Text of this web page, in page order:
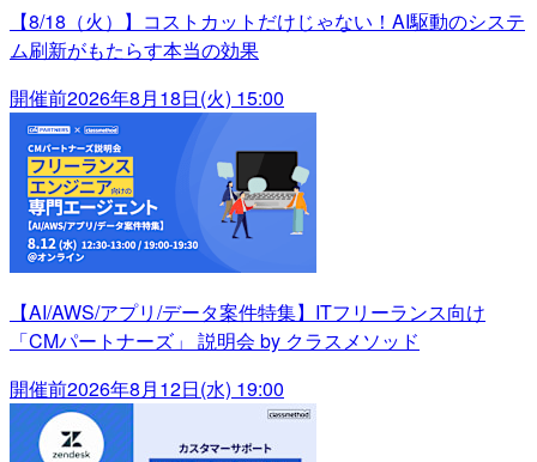
【8/18（火）】コストカットだけじゃない！AI駆動のシステ
ム刷新がもたらす本当の効果
開催前2026年8月18日(火) 15:00
【AI/AWS/アプリ/データ案件特集】ITフリーランス向け
「CMパートナーズ」 説明会 by クラスメソッド
開催前2026年8月12日(水) 19:00